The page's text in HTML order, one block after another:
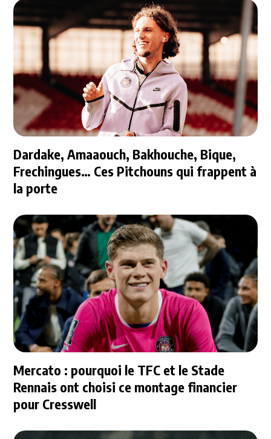
Dardake, Amaaouch, Bakhouche, Bique,
Frechingues… Ces Pitchouns qui frappent à
la porte
Mercato : pourquoi le TFC et le Stade
Rennais ont choisi ce montage financier
pour Cresswell